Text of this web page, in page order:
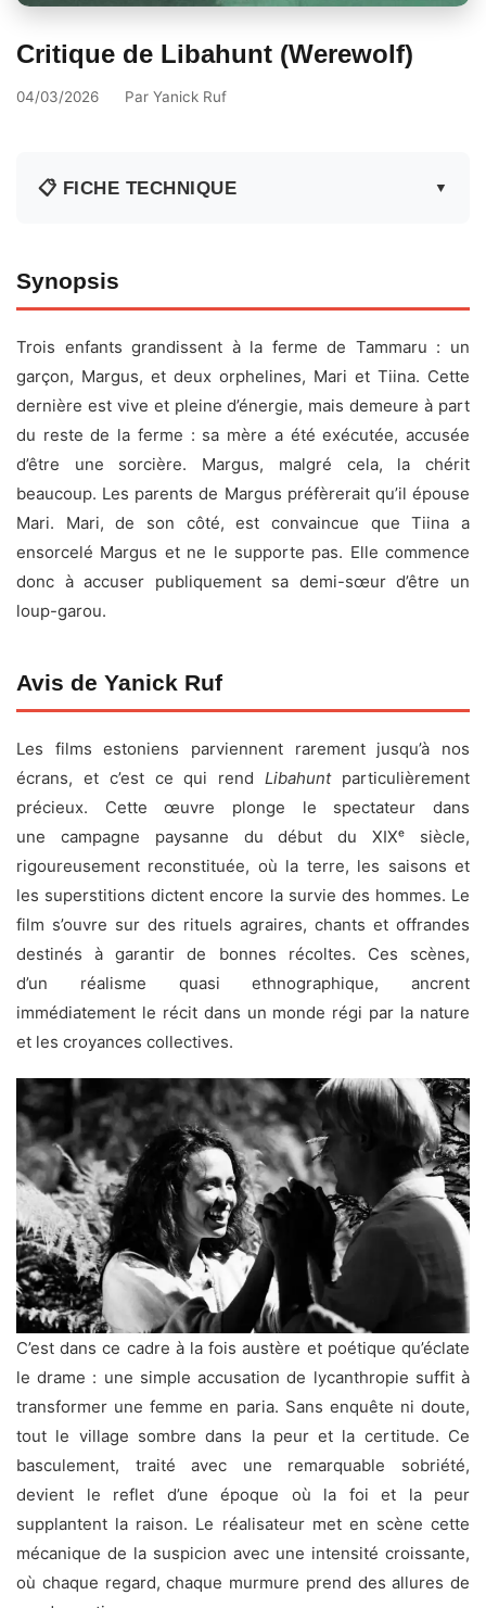
Critique de Libahunt (Werewolf)
04/03/2026 Par Yanick Ruf
📋 FICHE TECHNIQUE ▼
Réalisateur :
Leida Laius
Acteurs :
Ene Rämmeld Malle Klaassen
Hermaküla , Arnold Sikkel , Evi Rauer, Elsa Ratassepp,
Voldemar Paavel, Doris Kareva, Külli Song, Rein Valter
17 novembre 1969
Durée :1h11
Genre : Drame, Romance
Pays : Estonie
Synopsis
Trois enfants grandissent à la ferme de Tammaru : un
garçon, Margus, et deux orphelines, Mari et Tiina. Cette
dernière est vive et pleine d’énergie, mais demeure à part
du reste de la ferme : sa mère a été exécutée, accusée
d’être une sorcière. Margus, malgré cela, la chérit
beaucoup. Les parents de Margus préfèrerait qu’il épouse
Mari. Mari, de son côté, est convaincue que Tiina a
ensorcelé Margus et ne le supporte pas. Elle commence
donc à accuser publiquement sa demi-sœur d’être un
loup-garou.
Avis de Yanick Ruf
Les films estoniens parviennent rarement jusqu’à nos
écrans, et c’est ce qui rendLibahuntparticulièrement
précieux. Cette œuvre plonge le spectateur dans
une campagne paysanne du début du XIXᵉ siècle,
rigoureusement reconstituée, où la terre, les saisons et
les superstitions dictent encore la survie des hommes. Le
film s’ouvre sur des rituels agraires, chants et offrandes
destinés à garantir de bonnes récoltes. Ces scènes,
d’un réalisme quasi ethnographique, ancrent
immédiatement le récit dans un monde régi par la nature
et les croyances collectives.
C’est dans ce cadre à la fois austère et poétique qu’éclate
le drame : une simple accusation de lycanthropie suffit à
transformer une femme en paria. Sans enquête ni doute,
tout le village sombre dans la peur et la certitude. Ce
basculement, traité avec une remarquable sobriété,
devient le reflet d’une époque où la foi et la peur
supplantent la raison. Le réalisateur met en scène cette
mécanique de la suspicion avec une intensité croissante,
où chaque regard, chaque murmure prend des allures de